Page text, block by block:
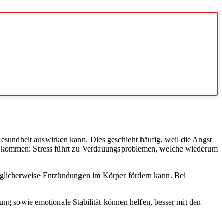
auswirken kann. Dies geschieht häufig, weil die Angst
Stress führt zu Verdauungsproblemen, welche wiederum
Entzündungen im Körper fördern kann. Bei
sowie emotionale Stabilität können helfen, besser mit den